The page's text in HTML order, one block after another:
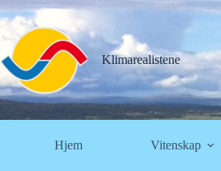
Hopp
til
innholdet
Klimarealistene
Hjem Vitenskap